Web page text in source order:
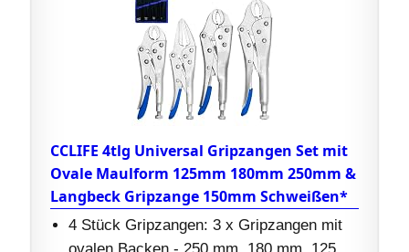
CCLIFE 4tlg Universal Gripzangen Set mit
Ovale Maulform 125mm 180mm 250mm &
Langbeck Gripzange 150mm Schweißen*
4 Stück Gripzangen: 3 x Gripzangen mit
ovalen Backen - 250 mm, 180 mm, 125